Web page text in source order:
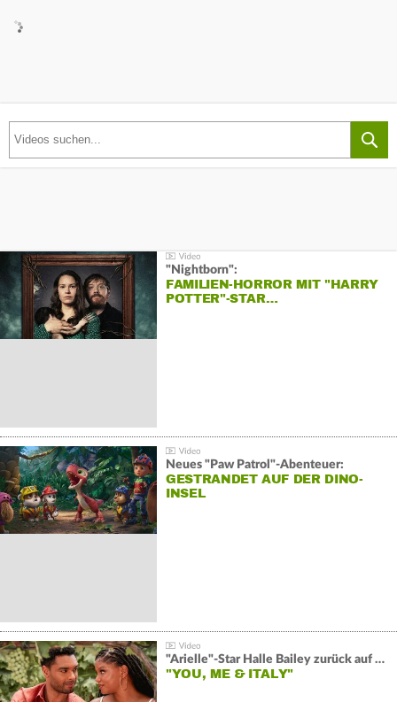
"Nightborn":
FAMILIEN-HORROR MIT "HARRY
POTTER"-STAR…
Neues "Paw Patrol"-Abenteuer:
GESTRANDET AUF DER DINO-
INSEL
"Arielle"-Star Halle Bailey zurück auf der Leinwand:
"YOU, ME & ITALY"